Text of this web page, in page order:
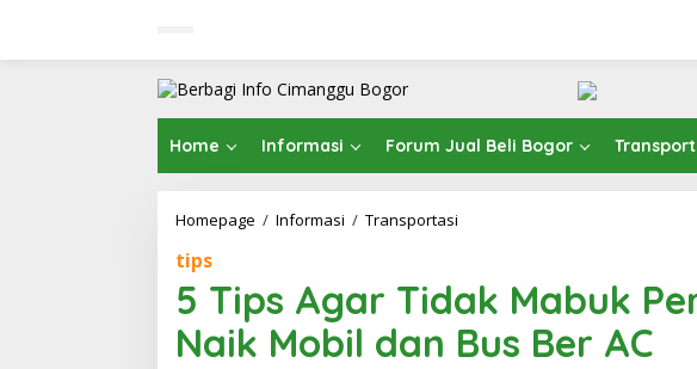
Home Informasi Forum Jual Beli Bogor
Homepage / Informasi / Transportasi
Tidak
Mabuk
Perjalanan
Saat
tips
5 Tips Agar Tidak Mabuk
Naik Mobil dan Bus Ber AC